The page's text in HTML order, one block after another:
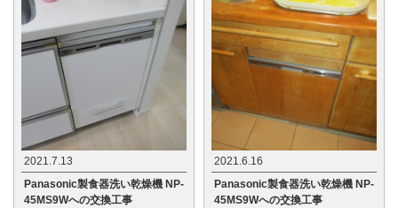
2021.7.13
Panasonic製食器洗い乾燥機 NP-
45MS9Wへの交換工事
2021.6.16
Panasonic製食器洗い乾燥機 NP-
45MS9Wへの交換工事